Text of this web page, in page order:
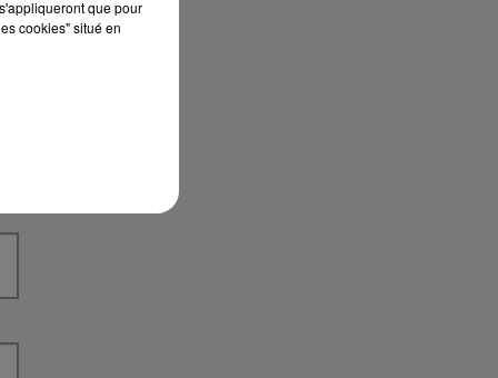
que pour
cookies" situé en